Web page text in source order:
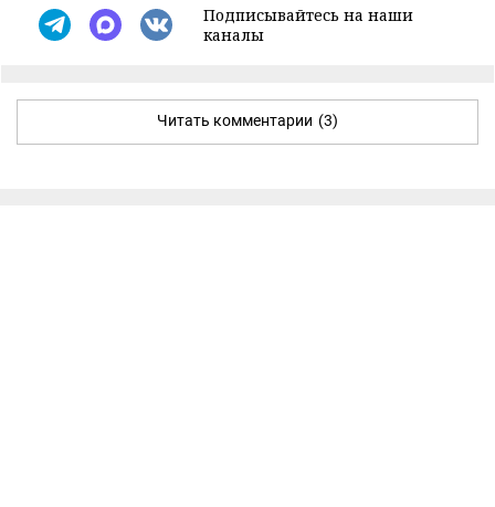
Подписывайтесь на наши
каналы
Читать комментарии (3)